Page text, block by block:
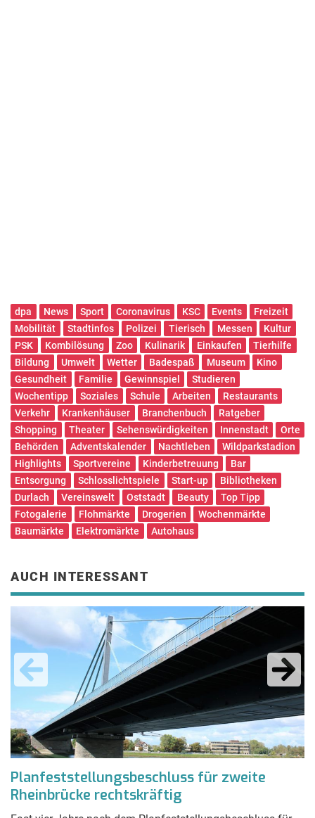
dpa News Sport Coronavirus KSC Events
Freizeit
Mobilität
Stadtinfos Polizei Tierisch Messen
Kultur
PSK
Kombilösung Zoo Kulinarik Einkaufen
Tierhilfe
Bildung
Umwelt Wetter Badespaß Museum
Kino
Gesundheit
Familie Gewinnspiel
Studieren
Wochentipp
Soziales Schule Arbeiten
Restaurants
Verkehr
Krankenhäuser Branchenbuch
Ratgeber
Shopping
Theater Sehenswürdigkeiten Innenstadt
Orte
Behörden
Adventskalender Nachtleben
Wildparkstadion
Highlights
Sportvereine Kinderbetreuung
Bar
Entsorgung
Schlosslichtspiele Start-up
Bibliotheken
Durlach
Vereinswelt Oststadt Beauty
Top Tipp
Fotogalerie
Flohmärkte Drogerien
Wochenmärkte
Baumärkte
Elektromärkte Autohaus
AUCH INTERESSANT
Planfeststellungsbeschluss für zweite
Rheinbrücke rechtskräftig